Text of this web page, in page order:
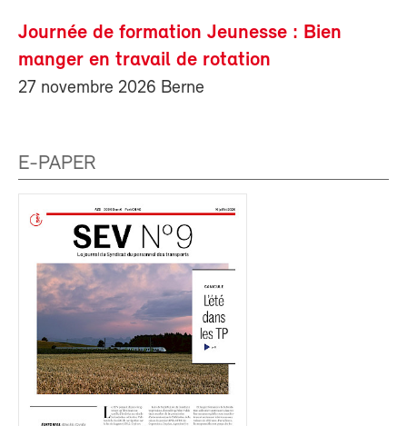
Journée de formation Jeunesse : Bien
manger en travail de rotation
27 novembre 2026 Berne
E-PAPER